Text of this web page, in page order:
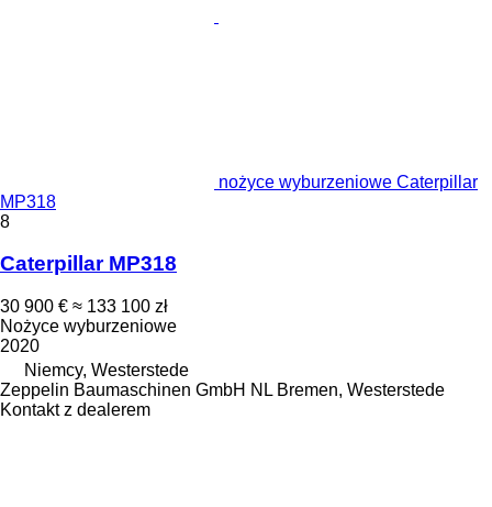
nożyce wyburzeniowe Caterpillar
MP318
8
Caterpillar MP318
30 900 € ≈ 133 100 zł
Nożyce wyburzeniowe
2020
Niemcy, Westerstede
Zeppelin Baumaschinen GmbH NL Bremen, Westerstede
Kontakt z dealerem